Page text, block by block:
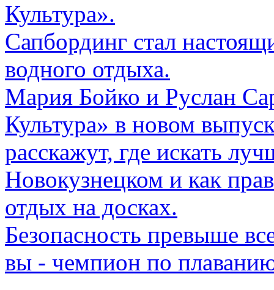
Культура».
Сапбординг стал
водного отдыха.
Мария Бойко и Руслан
Культура» в новом
расскажут, где искать
Новокузнецком и как
отдых на досках.
Безопасность превыше
вы - чемпион по